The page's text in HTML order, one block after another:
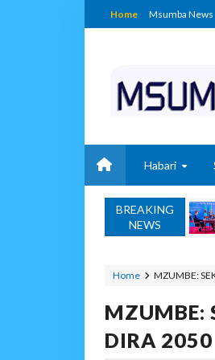
Home Msumba News
Habari
BREAKING
NEWS
Home MZUMBE:
MZUMBE:
DIRA 2050